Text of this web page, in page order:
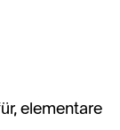
elementare